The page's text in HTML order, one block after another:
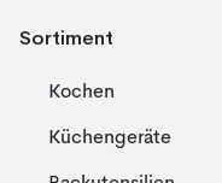
Sortiment
Kochen
Küchengeräte